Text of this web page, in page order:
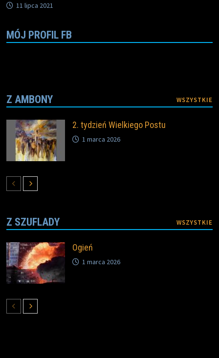
11 lipca 2021
MÓJ PROFIL FB
Z AMBONY WSZYSTKIE
2. tydzień Wielkiego Postu
1 marca 2026
Z SZUFLADY WSZYSTKIE
Ogień
1 marca 2026